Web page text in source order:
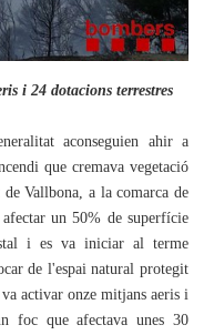
i 24 dotacions terrestres
aconseguien ahir a
que cremava vegetació
Vallbona, a la comarca de
un 50% de superfície
i es va iniciar al terme
de l'espai natural protegit
va activar onze mitjans aeris i
foc que afectava unes 30